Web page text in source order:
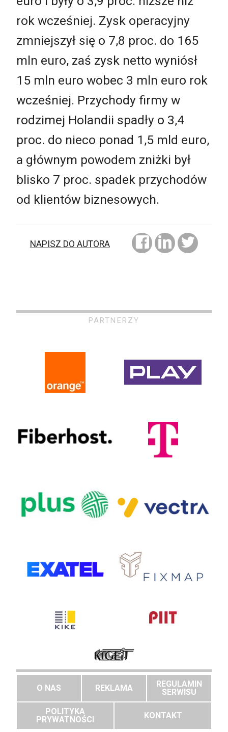
rok wcześniej. Zysk operacyjny
zmniejszył się o 7,8 proc. do 165
mln euro, zaś zysk netto wyniósł
15 mln euro wobec 3 mln euro rok
wcześniej. Przychody firmy w
rodzimej Holandii spadły o 3,4
proc. do nieco ponad 1,5 mld euro,
a głównym powodem zniżki był
blisko 7 proc. spadek przychodów
od klientów biznesowych.
NAPISZ DO AUTORA
PARTNERZY
O NAS REKLAMA
REGULAMIN
SERWISU
POLITYKA
PRYWATNOŚCI
KONTAKT